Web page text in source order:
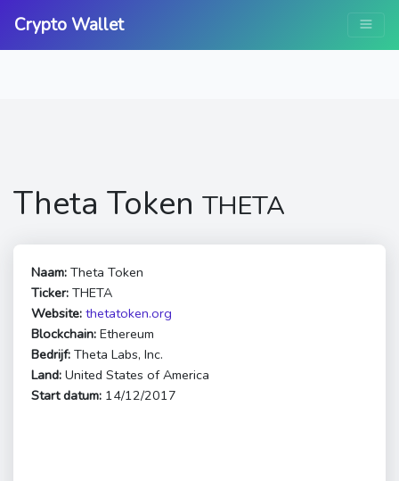
Crypto Wallet
Theta Token THETA
Naam: Theta Token
Ticker: THETA
Website: thetatoken.org
Blockchain: Ethereum
Bedrijf: Theta Labs, Inc.
Land: United States of America
Start datum: 14/12/2017